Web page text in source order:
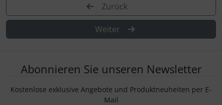
Zurück
Weiter
Abonnieren Sie unseren Newsletter
Kostenlose exklusive Angebote und Produktneuheiten per E-
Mail